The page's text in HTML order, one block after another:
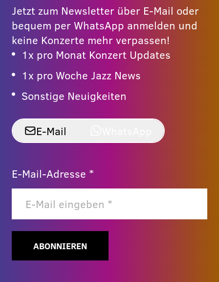
Jetzt zum Newsletter über E-Mail oder
bequem per WhatsApp anmelden und
keine Konzerte mehr verpassen!
1x pro Monat Konzert Updates
1x pro Woche Jazz News
Sonstige Neuigkeiten
E-Mail
E-Mail-Adresse *
ABONNIEREN